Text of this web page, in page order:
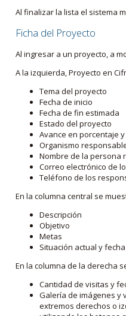
Al finalizar la lista el sistema
Ficha del Proyecto
Al ingresar a un proyecto, a
A la izquierda, Proyecto en
Tema del proyecto
Fecha de inicio
Fecha de fin estimada
Estado del proyecto
Avance en porcentaje
Organismo
Nombre de la persona
Correo electrónico de
Teléfono de los
En la columna central se
Descripción
Objetivo
Metas
Situación actual y
En la columna de la derecha
Cantidad de visitas y
Galería de imágenes y
extremos derechos o